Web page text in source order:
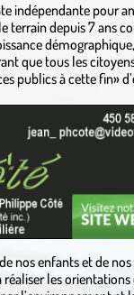
indépendante pour
terrain depuis 7
que tous les
publics à cette fin»
nos enfants et de
réaliser les